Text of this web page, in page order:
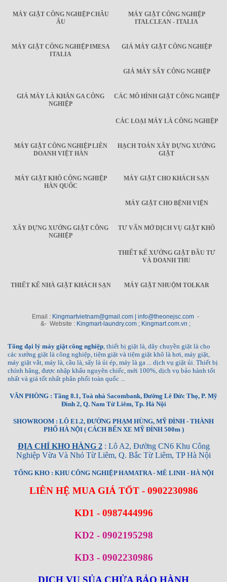
MÁY GIẶT CÔNG NGHIỆP CHÂU
ÂU
MÁY GIẶT CÔNG NGHIỆP
ITALCLEAN - ITALIA
MÁY GIẶT CÔNG NGHIỆP IMESA
ITALIA
GIÁ MÁY GIẶT CÔNG NGHIỆP
GIÁ MÁY SẤY CÔNG NGHIỆP
GIÁ MÁY LÀ KHĂN GA CÔNG
NGHIỆP
CÁC MÔ HÌNH GIẶT CÔNG NGHIỆP
CÁC LOẠI MÁY LÀ CÔNG NGHIỆP
MÁY GIẶT CÔNG NGHIỆP LIÊN
DOANH VIỆT HÀN
HẠCH TOÁN XÂY DỰNG XƯỞNG
GIẶT
MÁY GIẶT KHÔ CÔNG NGHIỆP
HÀN QUỐC
MÁY GIẶT CHO KHÁCH SẠN
MÁY GIẶT CHO BỆNH VIỆN
XÂY DỰNG XƯỞNG GIẶT CÔNG
NGHIỆP
TƯ VẤN MỞ DỊCH VỤ GIẶT KHÔ
THIẾT KẾ XƯỞNG GIẶT ĐẦU TƯ
VÀ DOANH THU
THIẾT KẾ NHÀ GIẶT KHÁCH SẠN MÁY GIẶT NHUỘM TOLKAR
Email : Kingmartvietnam@gmail.com | info@theonejsc.com -
&- Website : Kingmart-laundry.com ; Kingmart.com.vn ;
Tổng đại lý máy giặt công nghiệp, thiết bị giặt là, dây chuyền giặt là cho
các xưởng giặt là công nghiệp, tiệm giặt và tiệm giặt khô là hơi, máy giặt,
máy giặt vắt, máy là, cầu là, sấy là ủi ép, máy là ga ... dịch vụ giặt ủi. Thiết bị
chính hãng, được nhập khẩu nguyên chiếc, mới 100%, dịch vụ bảo hành tốt
nhất và giá tốt nhất phân phối toàn quốc ...
VĂN PHÒNG : Tầng 8.1, Toà nhà Sacombank, Đường Lê Đức Thọ, P. Mỹ
Đình 2, Q. Nam Từ Liêm, Tp. Hà Nội
SHOWROOM : LÔ E1.2, ĐƯỜNG PHẠM HÙNG, MỸ ĐÌNH - THÀNH
PHỐ HÀ NỘI ( CÁCH BẾN XE MỸ ĐÌNH 500m )
ĐỊA CHỈ KHO HÀNG 2: Lô A2, Đường CN6 Khu Công
Nghiệp Vừa Và Nhỏ Từ Liêm, Q. Bắc Từ Liêm, TP Hà Nội
TỔNG KHO : KHU CÔNG NGHIỆP HAMATRA - MÊ LINH - HÀ NỘI
LIÊN HỆ MUA GIÁ TỐT - 0902230986
KD1 - 0987444996
KD2 - 0902195298
KD3 - 0902230986
DỊCH VỤ SỦA CHỬA BẢO HÀNH